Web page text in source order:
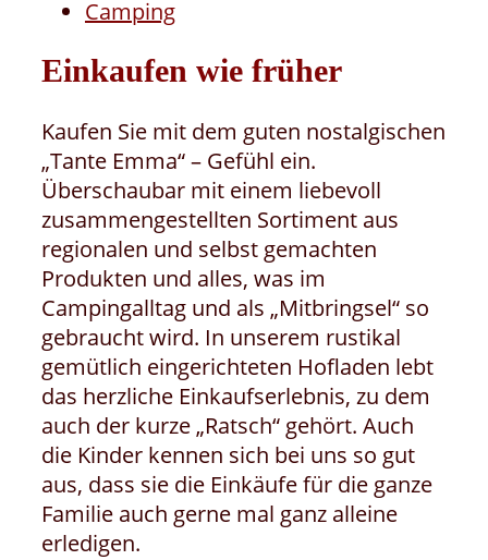
Einkaufen wie früher
Kaufen Sie mit dem guten nostalgischen
„Tante Emma“ – Gefühl ein.
Überschaubar mit einem liebevoll
zusammengestellten Sortiment aus
regionalen und selbst gemachten
Produkten und alles, was im
Campingalltag und als „Mitbringsel“ so
gebraucht wird. In unserem rustikal
gemütlich eingerichteten Hofladen lebt
das herzliche Einkaufserlebnis, zu dem
auch der kurze „Ratsch“ gehört. Auch
die Kinder kennen sich bei uns so gut
aus, dass sie die Einkäufe für die ganze
Familie auch gerne mal ganz alleine
erledigen.